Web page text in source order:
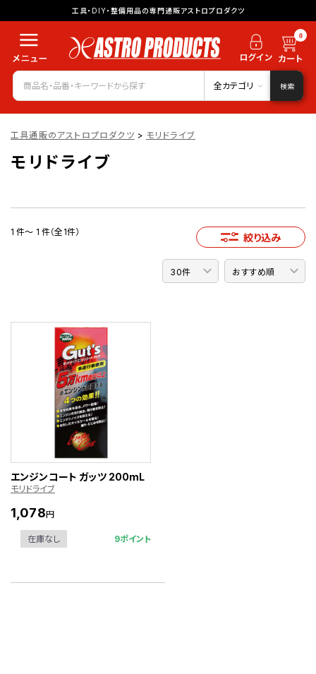
工具・DIY・整備用品の専門通販アストロプロダクツ
0
全カテゴリ 検索
工具通販のアストロプロダクツ > モリドライブ
モリドライブ
1 件～ 1 件（全1件） 絞り込み
エンジンコート ガッツ 200mL
モリドライブ
1,078円
在庫なし 9ポイント